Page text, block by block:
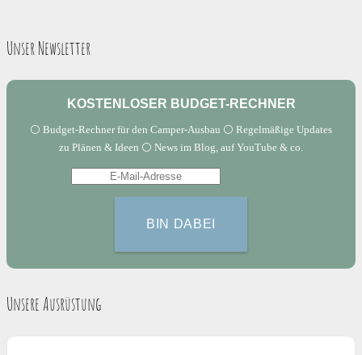
Unser Newsletter
KOSTENLOSER BUDGET-RECHNER
⚪️ Budget-Rechner für den Camper-Ausbau ⚪️ Regelmäßige Updates
zu Plänen & Ideen ⚪️ News im Blog, auf YouTube & co.
Unsere Ausrüstung